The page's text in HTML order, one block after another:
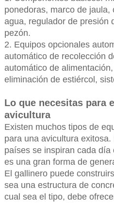
ponedoras, marco de
agua, regulador de presión
pezón.
2. Equipos opcionales
automático de recolección
automático de
eliminación de estiércol,
Lo que necesitas para
avicultura
Existen muchos tipos de
para una avicultura
países se inspiran cada
es una gran forma de
El gallinero puede
sea una estructura de
cual sea el tipo, debe